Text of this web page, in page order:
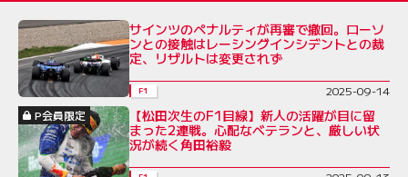
サインツのペナルティが再審で撤回。ローソ
ンとの接触はレーシングインシデントとの裁
定、リザルトは変更されず
F1
2025-09-14
P会員限定
【松田次生のF1目線】新人の活躍が目に留
まった2連戦。心配なベテランと、厳しい状
況が続く角田裕毅